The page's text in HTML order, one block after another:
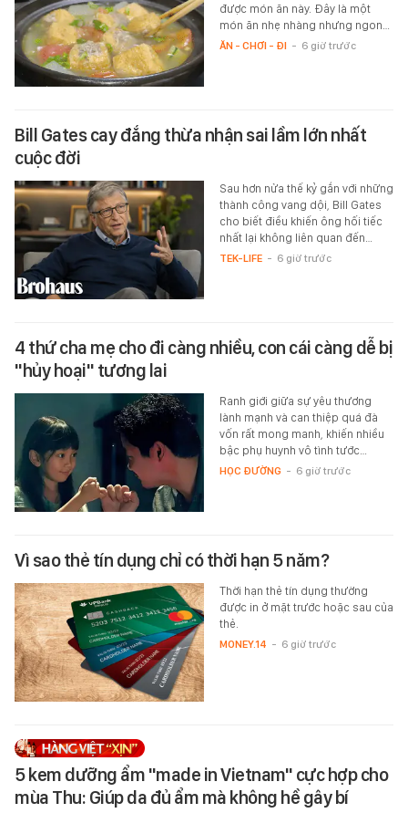
được món ăn này. Đây là một
món ăn nhẹ nhàng nhưng ngon…
ĂN - CHƠI - ĐI - 6 giờ trước
Bill Gates cay đắng thừa nhận sai lầm lớn nhất
cuộc đời
Sau hơn nửa thế kỷ gắn với những
thành công vang dội, Bill Gates
cho biết điều khiến ông hối tiếc
nhất lại không liên quan đến…
TEK-LIFE - 6 giờ trước
4 thứ cha mẹ cho đi càng nhiều, con cái càng dễ bị
"hủy hoại" tương lai
Ranh giới giữa sự yêu thương
lành mạnh và can thiệp quá đà
vốn rất mong manh, khiến nhiều
bậc phụ huynh vô tình tước…
HỌC ĐƯỜNG - 6 giờ trước
Vì sao thẻ tín dụng chỉ có thời hạn 5 năm?
Thời hạn thẻ tín dụng thường
được in ở mặt trước hoặc sau của
thẻ.
MONEY.14 - 6 giờ trước
5 kem dưỡng ẩm "made in Vietnam" cực hợp cho
mùa Thu: Giúp da đủ ẩm mà không hề gây bí